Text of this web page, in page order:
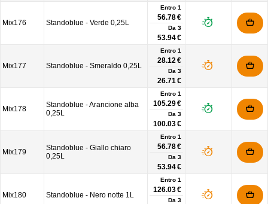
Mix176 Standoblue - Verde 0,25L
Entro 1
56.78 €
Da 3
53.94 €
Mix177 Standoblue - Smeraldo 0,25L
Entro 1
28.12 €
Da 3
26.71 €
Mix178
Standoblue - Arancione alba
0,25L
Entro 1
105.29 €
Da 3
100.03 €
Mix179
Standoblue - Giallo chiaro
0,25L
Entro 1
56.78 €
Da 3
53.94 €
Mix180 Standoblue - Nero notte 1L
Entro 1
126.03 €
Da 3